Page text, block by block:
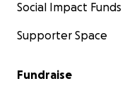
Social Impact Funds
Supporter Space
Fundraise